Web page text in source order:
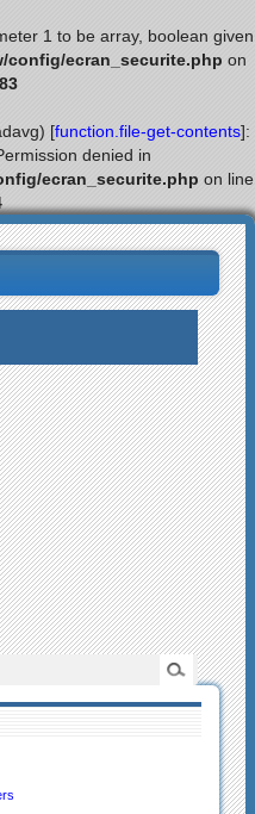
1 to be array, boolean given
config/ecran_securite.php on
[function.file-get-contents]:
denied in
ecran_securite.php on line